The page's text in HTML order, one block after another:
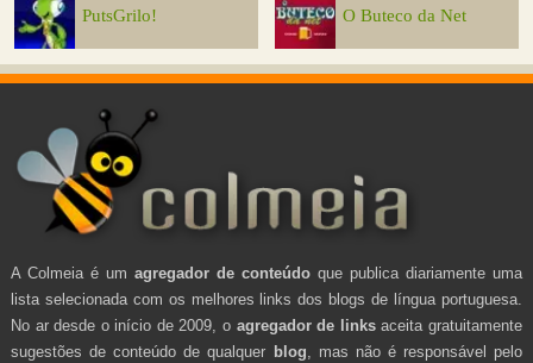
PutsGrilo! O Buteco da Net
A Colmeia é um agregador de conteúdo que publica diariamente uma
lista selecionada com os melhores links dos blogs de língua portuguesa.
No ar desde o início de 2009, o agregador de linksaceita gratuitamente
sugestões de conteúdo de qualquer blog , mas não é responsável pelo